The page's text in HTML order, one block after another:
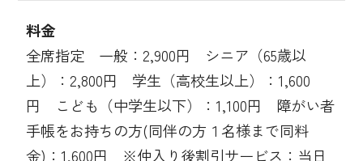
料金
全席指定 一般：2,900円 シニア（65歳以
上）：2,800円 学生（高校生以上）：1,600
円 こども（中学生以下）：1,100円 障がい者
手帳をお持ちの方(同伴の方１名様まで同料
金)：1,600円 ※仲入り後割引サービス：当日